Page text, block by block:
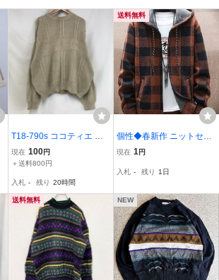
BEK1004
T18-790s ココティエ ア
メリカ古着 4 3D ケーブル
セーター ベージュ COCO
現在 100円
＋送料800円
入札 - 残り 20時間
送料無料
個性◆春新作 ニットセー
ター 裏ボア チェック柄
長袖 前開き トップス セ
開襟 通勤
現在 1円
入札 - 残り 1日
送料無料 NEW